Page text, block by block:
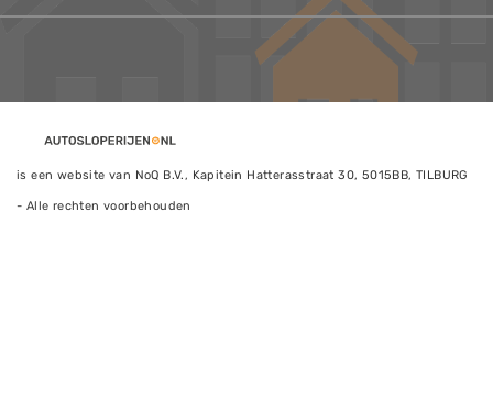
is een website van NoQ B.V., Kapitein Hatterasstraat 30, 5015BB, TILBURG
- Alle rechten voorbehouden